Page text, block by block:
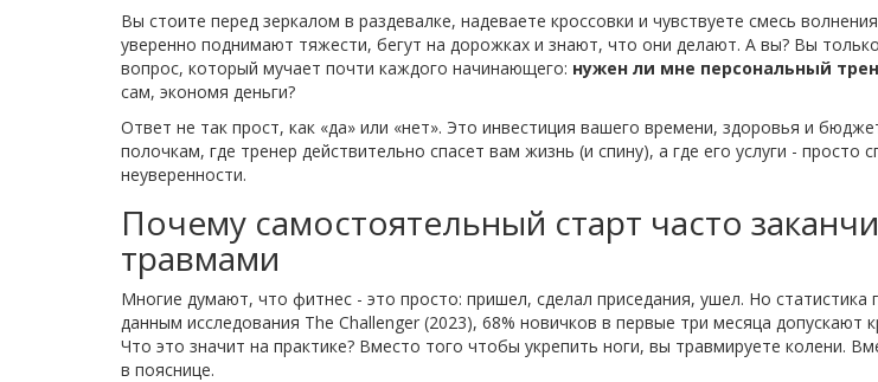
Вы стоите перед зеркалом в раздевалке, надеваете кроссовки и чувствуете смесь
уверенно поднимают тяжести, бегут на дорожках и знают, что они делают. А вы? Вы
вопрос, который мучает почти каждого начинающего: нужен ли мне персональный
сам, экономя деньги?
Ответ не так прост, как «да» или «нет». Это инвестиция вашего времени, здоровья и
полочкам, где тренер действительно спасет вам жизнь (и спину), а где его услуги - просто
неуверенности.
Почему самостоятельный старт часто
травмами
Многие думают, что фитнес - это просто: пришел, сделал приседания, ушел. Но
данным исследования The Challenger (2023), 68% новичков в первые три месяца допускают
Что это значит на практике? Вместо того чтобы укрепить ноги, вы травмируете колени.
в пояснице.